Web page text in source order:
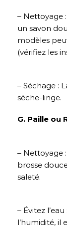
– Nettoyage
un savon
modèles
(vérifiez les
– Séchage :
sèche-linge.
G. Paille ou
– Nettoyage
brosse
saleté.
– Évitez
l’humidité, il